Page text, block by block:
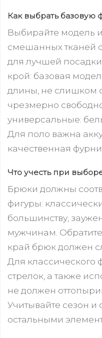
Как выбрать базовую
Выбирайте модель
смешанных тканей
для лучшей
крой: базовая
длины, не слишком
чрезмерно
универсальные:
Для поло важна
качественная
Что учесть при
Брюки должны
фигуры:
большинству,
мужчинам.
край брюк должен
Для классического
стрелок, а также
не должен
Учитывайте сезон и
остальными